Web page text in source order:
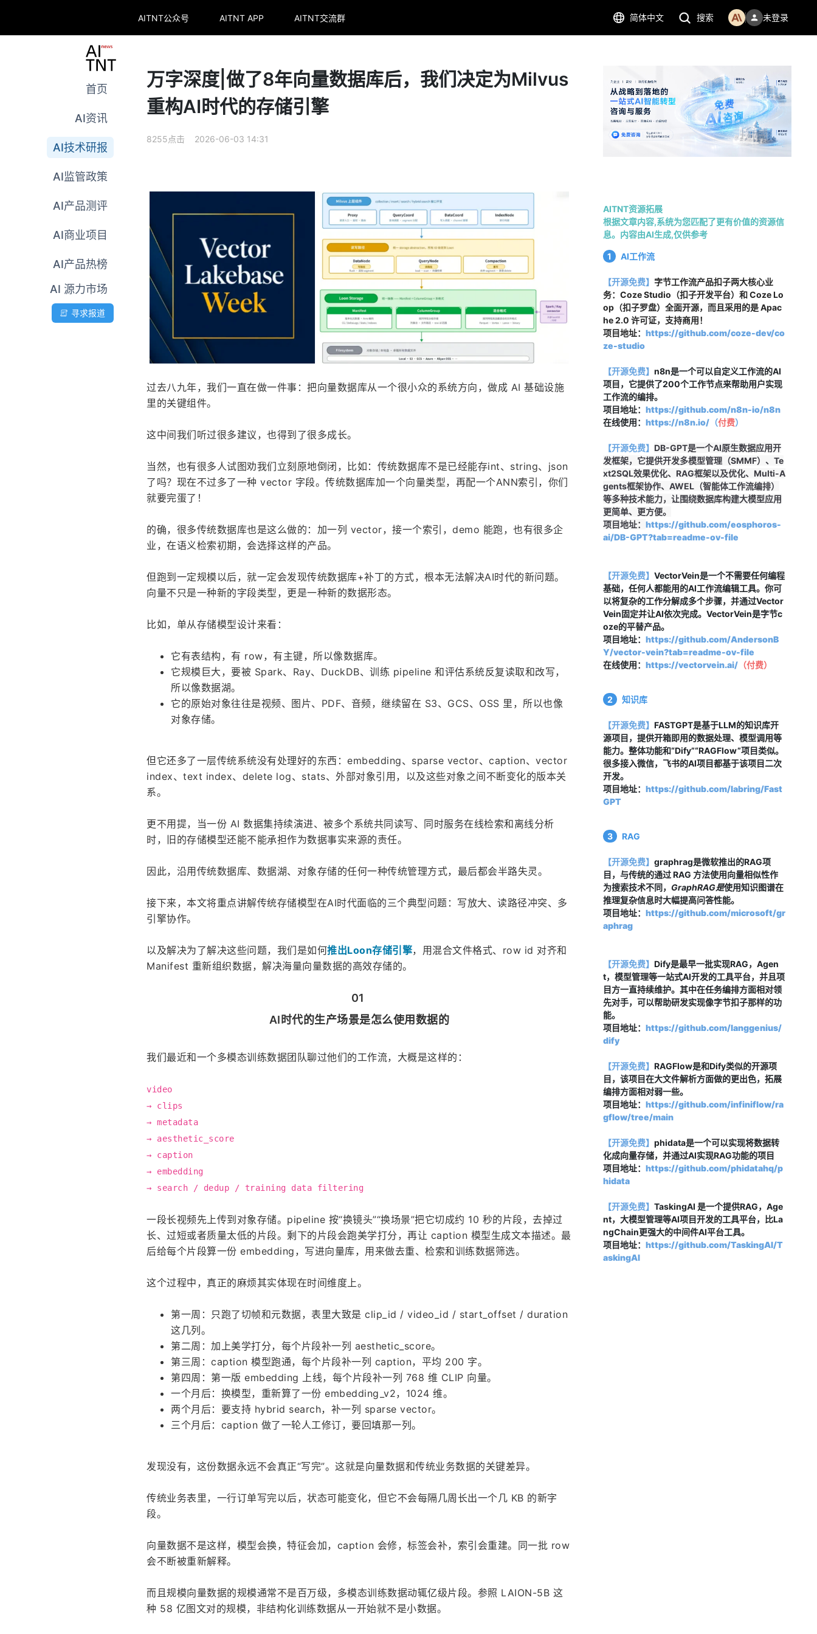
AITNT公众号 AITNT APP AITNT交流群 简体中文 搜索 未登录
首页
AI资讯
AI技术研报
AI监管政策
AI产品测评
AI商业项目
AI产品热榜
AI 源力市场
寻求报道
万字深度|做了8年向量数据库后，我们决定为Milvus
重构AI时代的存储引擎
8255点击 2026-06-03 14:31
过去八九年，我们一直在做一件事：把向量数据库从一个很小众的系统方向，做成 AI 基础设施
里的关键组件。
这中间我们听过很多建议，也得到了很多成长。
当然，也有很多人试图劝我们立刻原地倒闭，比如：传统数据库不是已经能存int、string、json
了吗？现在不过多了一种 vector 字段。传统数据库加一个向量类型，再配一个ANN索引，你们
就要完蛋了！
的确，很多传统数据库也是这么做的：加一列 vector，接一个索引，demo 能跑，也有很多企
业，在语义检索初期，会选择这样的产品。
但跑到一定规模以后，就一定会发现传统数据库+补丁的方式，根本无法解决AI时代的新问题。
向量不只是一种新的字段类型，更是一种新的数据形态。
比如，单从存储模型设计来看：
它有表结构，有 row，有主键，所以像数据库。
它规模巨大，要被 Spark、Ray、DuckDB、训练 pipeline 和评估系统反复读取和改写，
所以像数据湖。
它的原始对象往往是视频、图片、PDF、音频，继续留在 S3、GCS、OSS 里，所以也像
对象存储。
但它还多了一层传统系统没有处理好的东西：embedding、sparse vector、caption、vector
index、text index、delete log、stats、外部对象引用，以及这些对象之间不断变化的版本关
系。
更不用提，当一份 AI 数据集持续演进、被多个系统共同读写、同时服务在线检索和离线分析
时，旧的存储模型还能不能承担作为数据事实来源的责任。
因此，沿用传统数据库、数据湖、对象存储的任何一种传统管理方式，最后都会半路失灵。
接下来，本文将重点讲解传统存储模型在AI时代面临的三个典型问题：写放大、读路径冲突、多
引擎协作。
以及解决为了解决这些问题，我们是如何推出Loon存储引擎，用混合文件格式、row id 对齐和
Manifest 重新组织数据，解决海量向量数据的高效存储的。
01
AI时代的生产场景是怎么使用数据的
我们最近和一个多模态训练数据团队聊过他们的工作流，大概是这样的：
video
→ clips
→ metadata
→ aesthetic_score
→ caption
→ embedding
→ search / dedup / training data filtering
一段长视频先上传到对象存储。pipeline 按“换镜头”“换场景”把它切成约 10 秒的片段，去掉过
长、过短或者质量太低的片段。剩下的片段会跑美学打分，再让 caption 模型生成文本描述。最
后给每个片段算一份 embedding，写进向量库，用来做去重、检索和训练数据筛选。
这个过程中，真正的麻烦其实体现在时间维度上。
第一周：只跑了切帧和元数据，表里大致是 clip_id / video_id / start_offset / duration
这几列。
第二周：加上美学打分，每个片段补一列 aesthetic_score。
第三周：caption 模型跑通，每个片段补一列 caption，平均 200 字。
第四周：第一版 embedding 上线，每个片段补一列 768 维 CLIP 向量。
一个月后：换模型，重新算了一份 embedding_v2，1024 维。
两个月后：要支持 hybrid search，补一列 sparse vector。
三个月后：caption 做了一轮人工修订，要回填那一列。
发现没有，这份数据永远不会真正“写完”。这就是向量数据和传统业务数据的关键差异。
传统业务表里，一行订单写完以后，状态可能变化，但它不会每隔几周长出一个几 KB 的新字
段。
向量数据不是这样，模型会换，特征会加，caption 会修，标签会补，索引会重建。同一批 row
会不断被重新解释。
而且规模向量数据的规模通常不是百万级，多模态训练数据动辄亿级片段。参照 LAION-5B 这
种 58 亿图文对的规模，非结构化训练数据从一开始就不是小数据。
AITNT资源拓展
根据文章内容,系统为您匹配了更有价值的资源信
息。内容由AI生成,仅供参考
1 AI工作流
【开源免费】 字节工作流产品扣子两大核心业
务：Coze Studio（扣子开发平台）和 Coze Lo
op（扣子罗盘）全面开源，而且采用的是 Apac
he 2.0 许可证，支持商用！
项目地址： https://github.com/coze-dev/co
ze-studio
【开源免费】 n8n是一个可以自定义工作流的AI
项目，它提供了200个工作节点来帮助用户实现
工作流的编排。
项目地址： https://github.com/n8n-io/n8n
在线使用： https://n8n.io/（付费）
【开源免费】 DB-GPT是一个AI原生数据应用开
发框架，它提供开发多模型管理（SMMF）、Te
xt2SQL效果优化、RAG框架以及优化、Multi-A
gents框架协作、AWEL（智能体工作流编排）
等多种技术能力，让围绕数据库构建大模型应用
更简单、更方便。
项目地址： https://github.com/eosphoros-
ai/DB-GPT?tab=readme-ov-file
【开源免费】 VectorVein是一个不需要任何编程
基础，任何人都能用的AI工作流编辑工具。你可
以将复杂的工作分解成多个步骤，并通过Vector
Vein固定并让AI依次完成。VectorVein是字节c
oze的平替产品。
项目地址： https://github.com/AndersonB
Y/vector-vein?tab=readme-ov-file
在线使用： https://vectorvein.ai/ （付费）
2 知识库
【开源免费】 FASTGPT是基于LLM的知识库开
源项目，提供开箱即用的数据处理、模型调用等
能力。整体功能和“Dify”“RAGFlow”项目类似。
很多接入微信，飞书的AI项目都基于该项目二次
开发。
项目地址： https://github.com/labring/Fast
GPT
3 RAG
【开源免费】 graphrag是微软推出的RAG项
目，与传统的通过 RAG 方法使用向量相似性作
为搜索技术不同， GraphRAG是使用知识图谱在
推理复杂信息时大幅提高问答性能。
项目地址： https://github.com/microsoft/gr
aphrag
【开源免费】 Dify是最早一批实现RAG，Agen
t，模型管理等一站式AI开发的工具平台，并且项
目方一直持续维护。其中在任务编排方面相对领
先对手，可以帮助研发实现像字节扣子那样的功
能。
项目地址： https://github.com/langgenius/
dify
【开源免费】 RAGFlow是和Dify类似的开源项
目，该项目在大文件解析方面做的更出色，拓展
编排方面相对弱一些。
项目地址： https://github.com/infiniflow/ra
gflow/tree/main
【开源免费】 phidata是一个可以实现将数据转
化成向量存储，并通过AI实现RAG功能的项目
项目地址： https://github.com/phidatahq/p
hidata
【开源免费】 TaskingAI 是一个提供RAG，Age
nt，大模型管理等AI项目开发的工具平台，比La
ngChain更强大的中间件AI平台工具。
项目地址： https://github.com/TaskingAI/T
askingAI